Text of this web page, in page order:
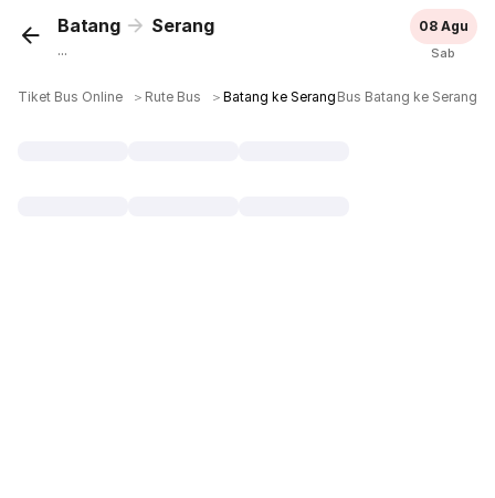
Batang Serang
...
08 Agu
Sab
Tiket Bus Online ＞ Rute Bus ＞Batang ke Serang Bus Batang ke Serang